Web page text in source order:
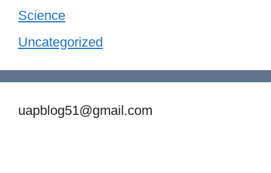
Science
Uncategorized
uapblog51@gmail.com